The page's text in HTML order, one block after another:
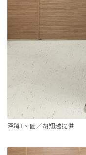
深蹲1。圖／胡翔越提供